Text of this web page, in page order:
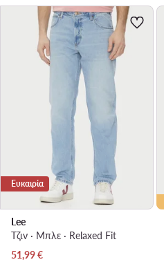
Ευκαιρία
Lee
Τζιν · Μπλε · Relaxed Fit
Τρέχουσα τιμή
51,99€